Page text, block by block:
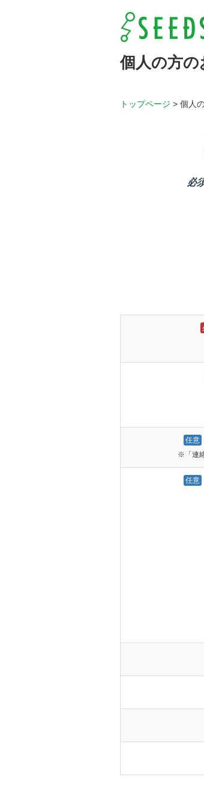
個人の方
トップページ > 個人
必
任意
※「連
任意